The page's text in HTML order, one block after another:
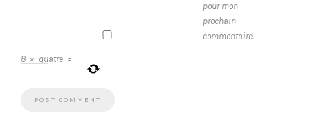
pour mon
prochain
commentaire.
8 × quatre =